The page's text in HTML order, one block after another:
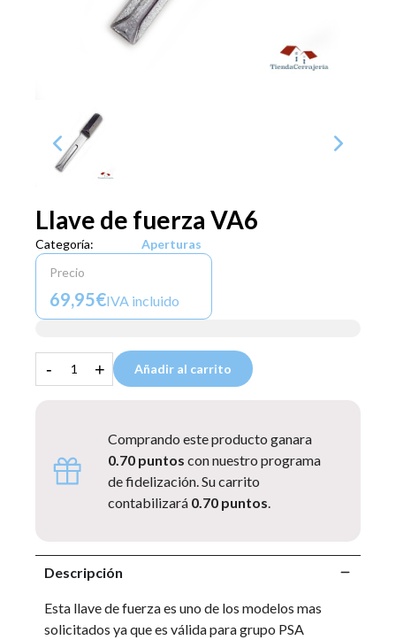
Llave de fuerza VA6
Categoría:
Aperturas
Precio
69,95€IVA incluido
- + Añadir al carrito
Comprando este producto ganara
0.70 puntos con nuestro programa
de fidelización. Su carrito
contabilizará 0.70 puntos.
Descripción
Esta llave de fuerza es uno de los modelos mas
solicitados ya que es válida para grupo PSA